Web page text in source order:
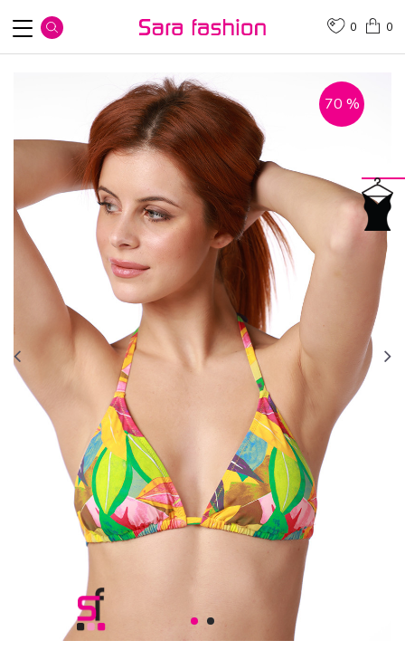
0
0
1 2
70 %